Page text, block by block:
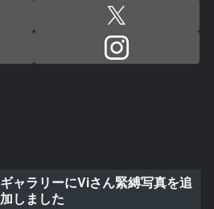
ギャラリーにViさん緊縛写真を追
加しました